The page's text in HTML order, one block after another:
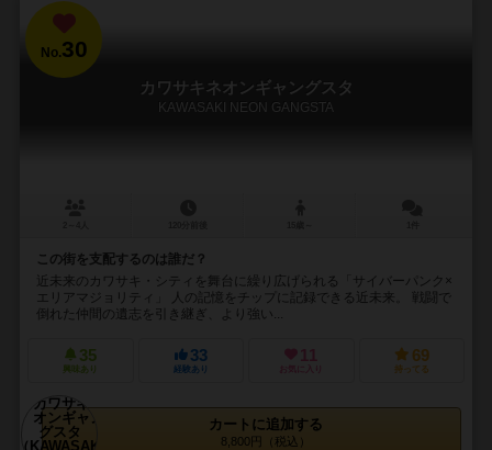
No.30
カワサキネオンギャングスタ
KAWASAKI NEON GANGSTA
この街を支配するのは誰だ？
近未来のカワサキ・シティを舞台に繰り広げられる「サイバーパンク×
エリアマジョリティ」 人の記憶をチップに記録できる近未来。 戦闘で
倒れた仲間の遺志を引き継ぎ、より強い...
35
興味あり
33
経験あり
11
お気に入り
69
持ってる
カートに追加する
8,800円（税込）